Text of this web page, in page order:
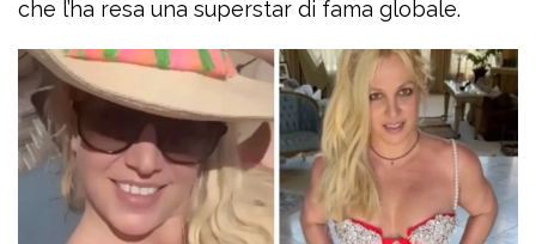
che l’ha resa una superstar di fama globale.